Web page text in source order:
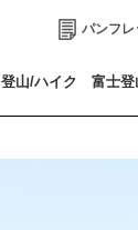
パンフレ
登山/ハイク 富士登